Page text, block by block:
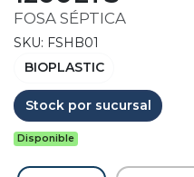
FOSA SÉPTICA
SKU: FSHB01
BIOPLASTIC
Stock por sucursal
Disponible